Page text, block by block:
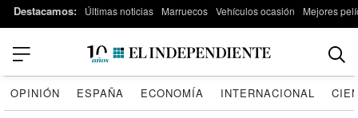
Destacamos: Últimas noticias Marruecos Vehículos ocasión Mejores
OPINIÓN ESPAÑA ECONOMÍA INTERNACIONAL